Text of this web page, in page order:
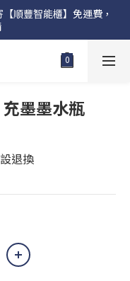
順豐智能櫃】免運費，
墨墨水瓶
退換